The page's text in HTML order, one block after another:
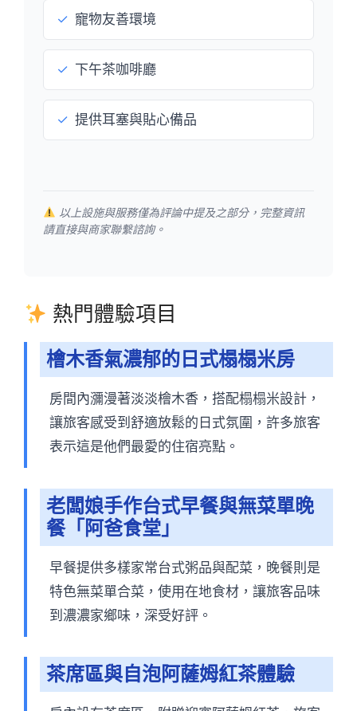
✓ 寵物友善環境
✓ 下午茶咖啡廳
✓ 提供耳塞與貼心備品
以上設施與服務僅為評論中提及之部分，完整資訊
請直接與商家聯繫諮詢。
熱門體驗項目
檜木香氣濃郁的日式榻榻米房
房間內瀰漫著淡淡檜木香，搭配榻榻米設計，
讓旅客感受到舒適放鬆的日式氛圍，許多旅客
表示這是他們最愛的住宿亮點。
老闆娘手作台式早餐與無菜單晚
餐「阿爸食堂」
早餐提供多樣家常台式粥品與配菜，晚餐則是
特色無菜單合菜，使用在地食材，讓旅客品味
到濃濃家鄉味，深受好評。
茶席區與自泡阿薩姆紅茶體驗